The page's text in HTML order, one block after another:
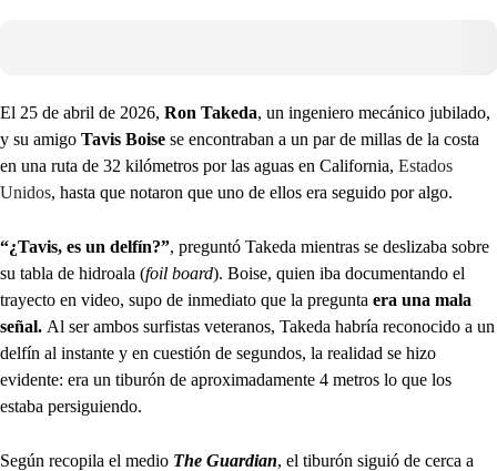
El 25 de abril de 2026, Ron Takeda, un ingeniero mecánico jubilado,
y su amigo Tavis Boise se encontraban a un par de millas de la costa
en una ruta de 32 kilómetros por las aguas en California, Estados
Unidos, hasta que notaron que uno de ellos era seguido por algo.
“¿Tavis, es un delfín?”, preguntó Takeda mientras se deslizaba sobre
su tabla de hidroala (foil board). Boise, quien iba documentando el
trayecto en video, supo de inmediato que la pregunta era una mala
señal. Al ser ambos surfistas veteranos, Takeda habría reconocido a un
delfín al instante y en cuestión de segundos, la realidad se hizo
evidente: era un tiburón de aproximadamente 4 metros lo que los
estaba persiguiendo.
Según recopila el medio The Guardian, el tiburón siguió de cerca a